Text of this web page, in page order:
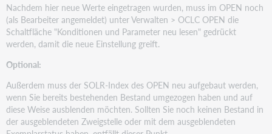
Nachdem hier neue Werte eingetragen wurden, muss im OPEN noch
(als Bearbeiter angemeldet) unter Verwalten > OCLC OPEN die
Schaltfläche "Konditionen und Parameter neu lesen" gedrückt
werden, damit die neue Einstellung greift.
Optional:
Außerdem muss der SOLR-Index des OPEN neu aufgebaut werden,
wenn Sie bereits bestehenden Bestand umgezogen haben und auf
diese Weise ausblenden möchten. Sollten Sie noch keinen Bestand in
der ausgeblendeten Zweigstelle oder mit dem ausgeblendeten